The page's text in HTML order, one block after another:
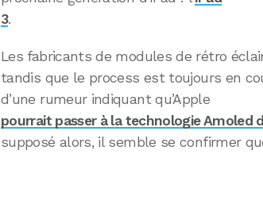
3.
Les fabricants de modules de rétro
tandis que le process est toujours en
d’une rumeur indiquant qu’Apple
pourrait passer à la technologie Amoled
supposé alors, il semble se confirmer